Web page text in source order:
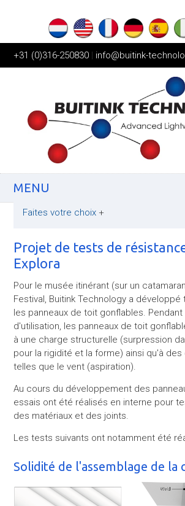
+31 (0)316-250830 | info@buitink-
MENU
Faites votre choix +
Projet de tests de
Explora
Pour le musée itinérant (sur un
Festival, Buitink Technology a
les panneaux de toit gonflables. Pendant
d'utilisation, les panneaux de toit
à une charge structurelle (surpression
pour la rigidité et la forme) ainsi qu'à
telles que le vent (aspiration).
Au cours du développement des
essais ont été réalisés en interne pour
des matériaux et des joints.
Les tests suivants ont notamment été
Solidité de l'assemblage de la